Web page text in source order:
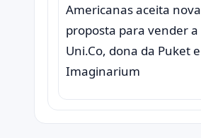
Americanas aceita nova
proposta para vender a
Uni.Co, dona da Puket e
Imaginarium